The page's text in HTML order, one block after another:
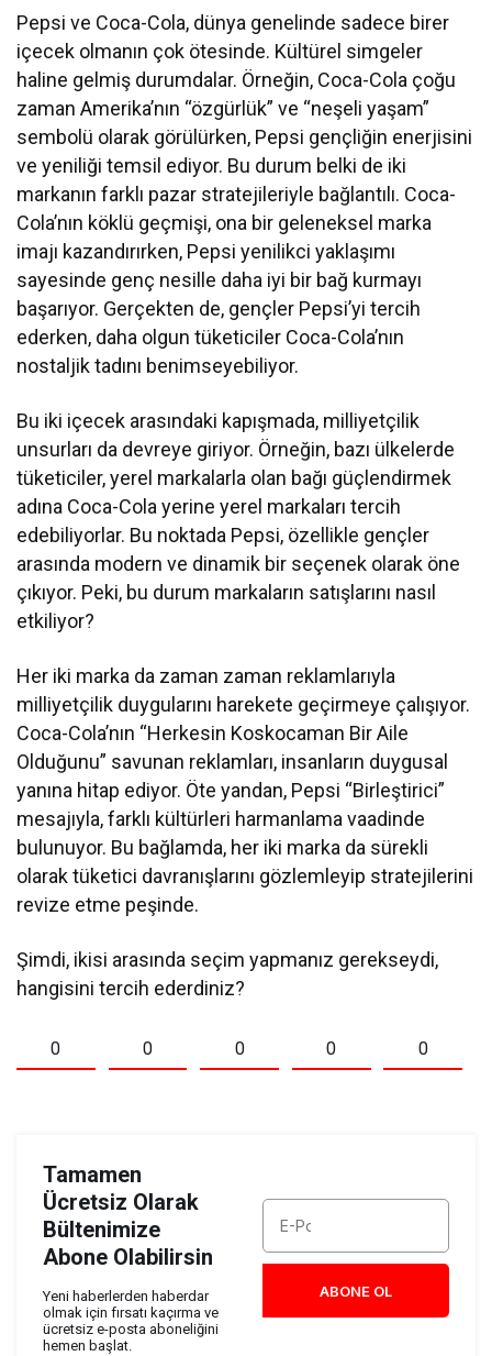
Pepsi ve Coca-Cola, dünya genelinde sadece birer
içecek olmanın çok ötesinde. Kültürel simgeler
haline gelmiş durumdalar. Örneğin, Coca-Cola çoğu
zaman Amerika’nın “özgürlük” ve “neşeli yaşam”
sembolü olarak görülürken, Pepsi gençliğin enerjisini
ve yeniliği temsil ediyor. Bu durum belki de iki
markanın farklı pazar stratejileriyle bağlantılı. Coca-
Cola’nın köklü geçmişi, ona bir geleneksel marka
imajı kazandırırken, Pepsi yenilikci yaklaşımı
sayesinde genç nesille daha iyi bir bağ kurmayı
başarıyor. Gerçekten de, gençler Pepsi’yi tercih
ederken, daha olgun tüketiciler Coca-Cola’nın
nostaljik tadını benimseyebiliyor.
Bu iki içecek arasındaki kapışmada, milliyetçilik
unsurları da devreye giriyor. Örneğin, bazı ülkelerde
tüketiciler, yerel markalarla olan bağı güçlendirmek
adına Coca-Cola yerine yerel markaları tercih
edebiliyorlar. Bu noktada Pepsi, özellikle gençler
arasında modern ve dinamik bir seçenek olarak öne
çıkıyor. Peki, bu durum markaların satışlarını nasıl
etkiliyor?
Her iki marka da zaman zaman reklamlarıyla
milliyetçilik duygularını harekete geçirmeye çalışıyor.
Coca-Cola’nın “Herkesin Koskocaman Bir Aile
Olduğunu” savunan reklamları, insanların duygusal
yanına hitap ediyor. Öte yandan, Pepsi “Birleştirici”
mesajıyla, farklı kültürleri harmanlama vaadinde
bulunuyor. Bu bağlamda, her iki marka da sürekli
olarak tüketici davranışlarını gözlemleyip stratejilerini
revize etme peşinde.
Şimdi, ikisi arasında seçim yapmanız gerekseydi,
hangisini tercih ederdiniz?
0 0 0 0 0
Tamamen
Ücretsiz Olarak
Bültenimize
Abone Olabilirsin
Yeni haberlerden haberdar
olmak için fırsatı kaçırma ve
ücretsiz e-posta aboneliğini
hemen başlat.
ABONE OL